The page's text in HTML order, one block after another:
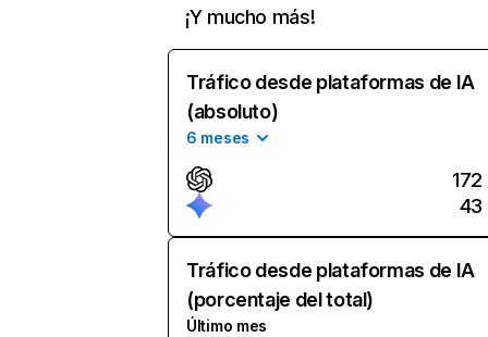
¡Y mucho más!
Tráfico desde plataformas de IA
(absoluto)
6 meses
172
43
Tráfico desde plataformas de IA
(porcentaje del total)
Último mes